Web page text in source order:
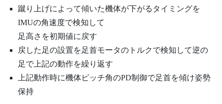
蹴り上げによって傾いた機体が下がるタイミングを
IMUの角速度で検知して
足高さを初期値に戻す
戻した足の設置を足首モータのトルクで検知して逆の
足で上記の動作を繰り返す
上記動作時に機体ピッチ角のPD制御で足首を傾け姿勢
保持